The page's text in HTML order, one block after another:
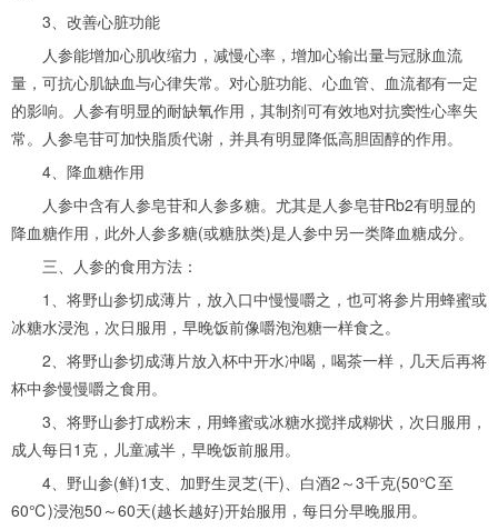
3、改善心脏功能
人参能增加心肌收缩力，减慢心率，增加心输出量与冠脉血流
量，可抗心肌缺血与心律失常。对心脏功能、心血管、血流都有一定
的影响。人参有明显的耐缺氧作用，其制剂可有效地对抗窦性心率失
常。人参皂苷可加快脂质代谢，并具有明显降低高胆固醇的作用。
4、降血糖作用
人参中含有人参皂苷和人参多糖。尤其是人参皂苷Rb2有明显的
降血糖作用，此外人参多糖(或糖肽类)是人参中另一类降血糖成分。
三、人参的食用方法：
1、将野山参切成薄片，放入口中慢慢嚼之，也可将参片用蜂蜜或
冰糖水浸泡，次日服用，早晚饭前像嚼泡泡糖一样食之。
2、将野山参切成薄片放入杯中开水冲喝，喝茶一样，几天后再将
杯中参慢慢嚼之食用。
3、将野山参打成粉末，用蜂蜜或冰糖水搅拌成糊状，次日服用，
成人每日1克，儿童减半，早晚饭前服用。
4、野山参(鲜)1支、加野生灵芝(干)、白酒2～3千克(50℃至
60℃)浸泡50～60天(越长越好)开始服用，每日分早晚服用。